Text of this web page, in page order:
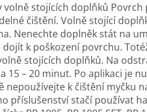
stojících doplňků Povrch
čištění. Volně stojící
Nenechte doplněk stát na
k poškození povrchu.
stojících doplňků. Na
15 – 20 minut. Po aplikaci je
nepoužívejte k čištění myčku
příslušenství stačí používat